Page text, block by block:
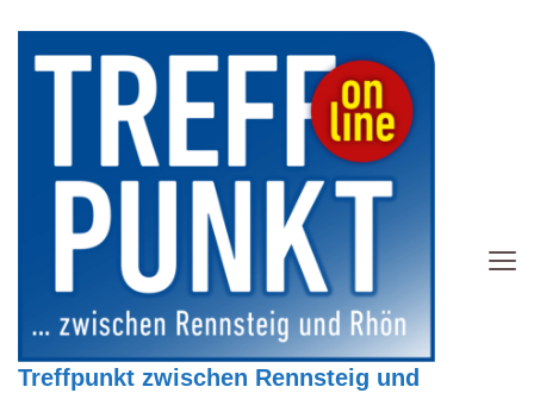
Treffpunkt zwischen Rennsteig und